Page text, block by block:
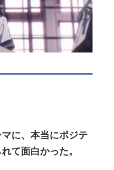
に、本当にポジテ
て面白かった。